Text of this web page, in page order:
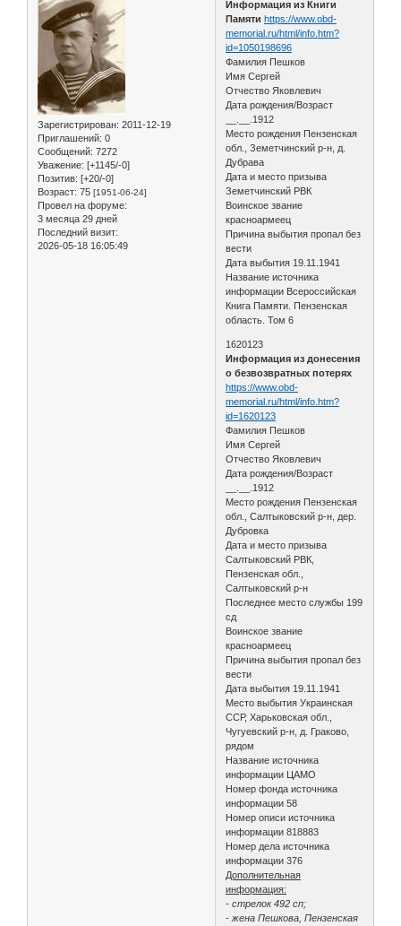
Зарегистрирован: 2011-12-19
Приглашений: 0
Сообщений: 7272
Уважение: [+1145/-0]
Позитив: [+20/-0]
Возраст: 75 [1951-06-24]
Провел на форуме:
3 месяца 29 дней
Последний визит:
2026-05-18 16:05:49
Информация из Книги
Памяти https://www.obd-
memorial.ru/html/info.htm?
id=1050198696
Фамилия Пешков
Имя Сергей
Отчество Яковлевич
Дата рождения/Возраст
__.__.1912
Место рождения Пензенская
обл., Земетчинский р-н, д.
Дубрава
Дата и место призыва
Земетчинский РВК
Воинское звание
красноармеец
Причина выбытия пропал без
вести
Дата выбытия 19.11.1941
Название источника
информации Всероссийская
Книга Памяти. Пензенская
область. Том 6
1620123
Информация из донесения
о безвозвратных потерях
https://www.obd-
memorial.ru/html/info.htm?
id=1620123
Фамилия Пешков
Имя Сергей
Отчество Яковлевич
Дата рождения/Возраст
__.__.1912
Место рождения Пензенская
обл., Салтыковский р-н, дер.
Дубровка
Дата и место призыва
Салтыковский РВК,
Пензенская обл.,
Салтыковский р-н
Последнее место службы 199
сд
Воинское звание
красноармеец
Причина выбытия пропал без
вести
Дата выбытия 19.11.1941
Место выбытия Украинская
ССР, Харьковская обл.,
Чугуевский р-н, д. Граково,
рядом
Название источника
информации ЦАМО
Номер фонда источника
информации 58
Номер описи источника
информации 818883
Номер дела источника
информации 376
Дополнительная
информация:
- стрелок 492 сп;
- жена Пешкова, Пензенская